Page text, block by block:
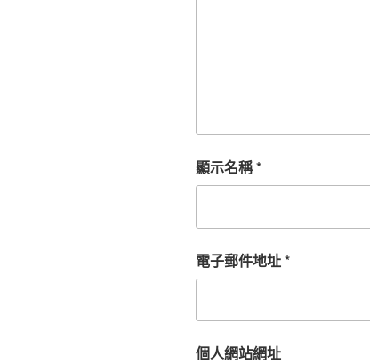
顯示名稱*
電子郵件地址*
個人網站網址